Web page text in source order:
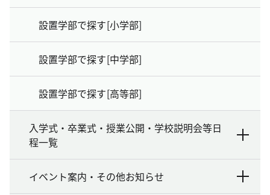
設置学部で探す[小学部]
設置学部で探す[中学部]
設置学部で探す[高等部]
入学式・卒業式・授業公開・学校説明会等日
程一覧
イベント案内・その他お知らせ